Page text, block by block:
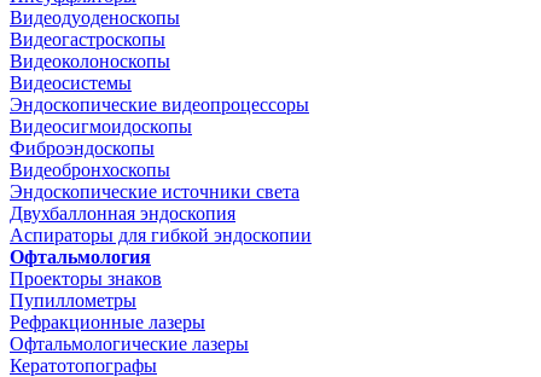
Видеодуоденоскопы
Видеогастроскопы
Видеоколоноскопы
Видеосистемы
Эндоскопические видеопроцессоры
Видеосигмоидоскопы
Фиброэндоскопы
Видеобронхоскопы
Эндоскопические источники света
Двухбаллонная эндоскопия
Аспираторы для гибкой эндоскопии
Офтальмология
Проекторы знаков
Пупиллометры
Рефракционные лазеры
Офтальмологические лазеры
Кератотопографы